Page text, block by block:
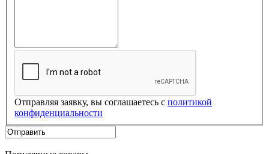
Отправляя заявку, вы соглашаетесь с политикой
конфиденциальности